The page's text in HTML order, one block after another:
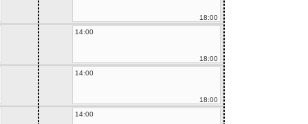
18:00
14:00
18:00
14:00
18:00
14:00